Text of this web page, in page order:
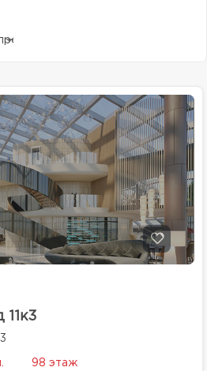
11к3
98 этаж